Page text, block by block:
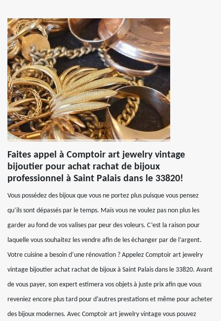
Faites appel à Comptoir art jewelry vintage
bijoutier pour achat rachat de bijoux
professionnel à Saint Palais dans le 33820!
Vous possédez des bijoux que vous ne portez plus puisque vous pensez
qu’ils sont dépassés par le temps. Mais vous ne voulez pas non plus les
garder au fond de vos valises par peur des voleurs. C’est la raison pour
laquelle vous souhaitez les vendre afin de les échanger par de l’argent.
Votre cuisine a besoin d’une rénovation ? Appelez Comptoir art jewelry
vintage bijoutier achat rachat de bijoux à Saint Palais dans le 33820. Avant
de vous payer, son expert estimera vos objets à juste prix afin que vous
reveniez encore plus tard pour d’autres prestations et même pour acheter
des bijoux modernes. Avec Comptoir art jewelry vintage vous pouvez